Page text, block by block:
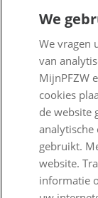
Werken bij
Responsible
Digitale
Goed Bezig
Contact
We
We vragen
van
MijnPFZW
cookies
de website
analytische
gebruikt.
website.
informatie